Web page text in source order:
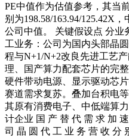
PE中值作为估值参考，其当
别为198.58/163.94/125.42X
公司中值。 关键假设点 分业
工业务：公司为国内头部晶
程与N+1/N+2改良先进工艺
理、国产算力配套芯片的完
硬件带动电源、显示驱动芯
赛道需求复苏。叠加台积电
其原有消费电子、中低端算
计企业 国 产 替 代 需 求 加
司 晶 圆 代 工 业 务 营 收 分